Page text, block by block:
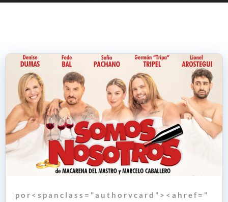
p o r < s p a n c l a s s = " a u t h o r v c a r d " > < a h r e f = "